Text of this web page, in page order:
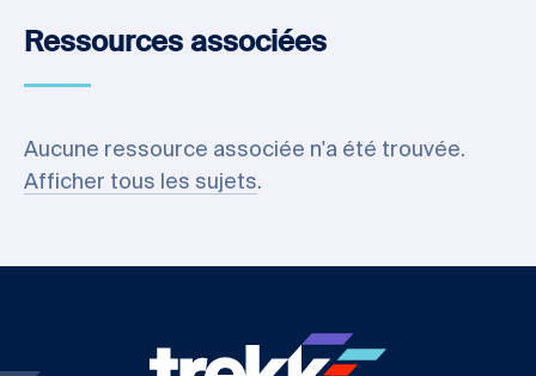
Ressources associées
Aucune ressource associée n'a été trouvée.
Afficher tous les sujets.